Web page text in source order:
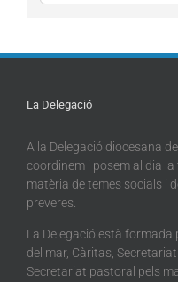
La Delegació
A la Delegació diocesana
coordinem i posem al dia
matèria de temes socials i
preveres.
La Delegació està
del mar, Càritas,
Secretariat pastoral pels